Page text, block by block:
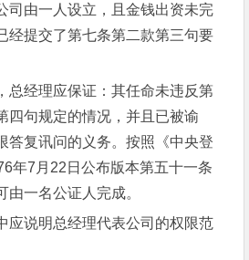
司由一人设立，且金钱出资未完
经提交了第七条第二款第三句要
经理应保证：其任命未违反第
四句规定的情况，并且已被谕
答复讯问的义务。按照《中央登
年7月22日公布版本第五十一条
由一名公证人完成。
应说明总经理代表公司的权限范